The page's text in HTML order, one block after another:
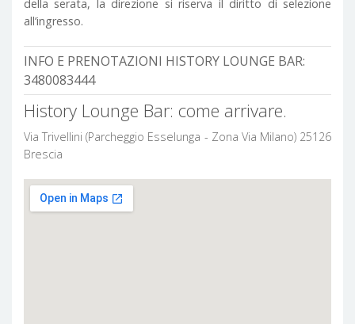
della serata, la direzione si riserva il diritto di selezione
all’ingresso.
INFO E PRENOTAZIONI HISTORY LOUNGE BAR:
3480083444
History Lounge Bar: come arrivare.
Via Trivellini (Parcheggio Esselunga - Zona Via Milano) 25126
Brescia